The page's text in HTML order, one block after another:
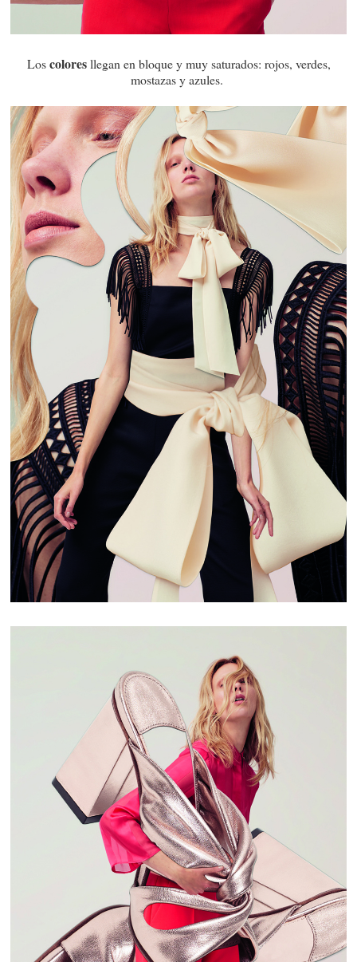
Loscoloresllegan en bloque y muy saturados: rojos, verdes,
mostazas y azules.